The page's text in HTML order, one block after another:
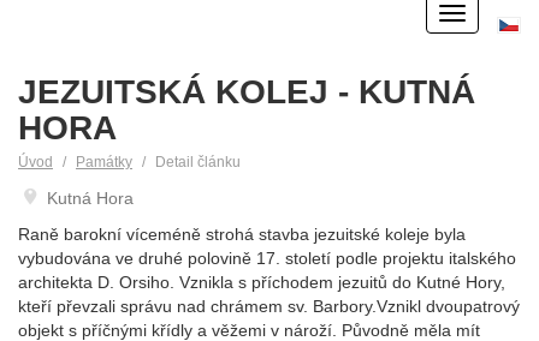
Menu
JEZUITSKÁ KOLEJ - KUTNÁ
HORA
Úvod Památky Detail článku
Kutná Hora
Raně barokní víceméně strohá stavba jezuitské koleje byla
vybudována ve druhé polovině 17. století podle projektu italského
architekta D. Orsiho. Vznikla s příchodem jezuitů do Kutné Hory,
kteří převzali správu nad chrámem sv. Barbory.Vznikl dvoupatrový
objekt s příčnými křídly a věžemi v nároží. Původně měla mít